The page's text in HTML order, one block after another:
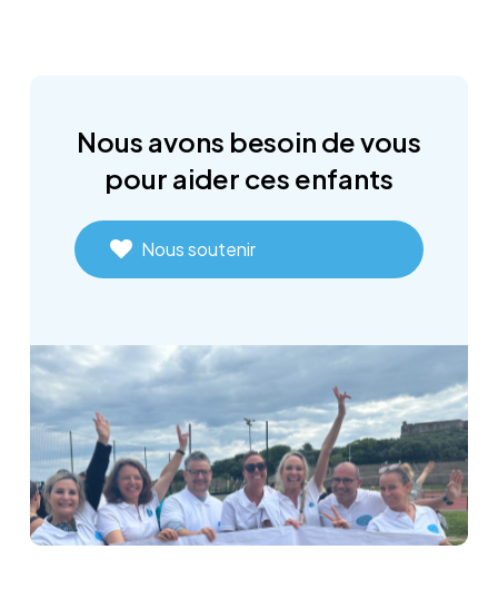
Nous avons besoin devous
pour aider ces enfants
Nous soutenir